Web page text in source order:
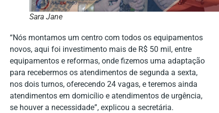
Sara Jane
“Nós montamos um centro com todos os equipamentos
novos, aqui foi investimento mais de R$ 50 mil, entre
equipamentos e reformas, onde fizemos uma adaptação
para recebermos os atendimentos de segunda a sexta,
nos dois turnos, oferecendo 24 vagas, e teremos ainda
atendimentos em domicílio e atendimentos de urgência,
se houver a necessidade”, explicou a secretária.